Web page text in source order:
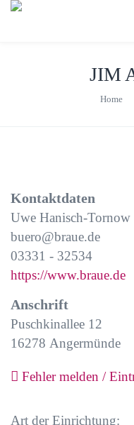
JIM
Home
Kontaktdaten
Uwe Hanisch-Tornow
buero@braue.de
03331 - 32534
https://www.braue.de
Anschrift
Puschkinallee 12
16278 Angermünde
Fehler melden /
Art der Einrichtung: